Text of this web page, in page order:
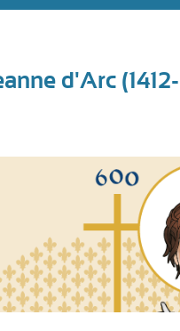
d'Arc (1412-